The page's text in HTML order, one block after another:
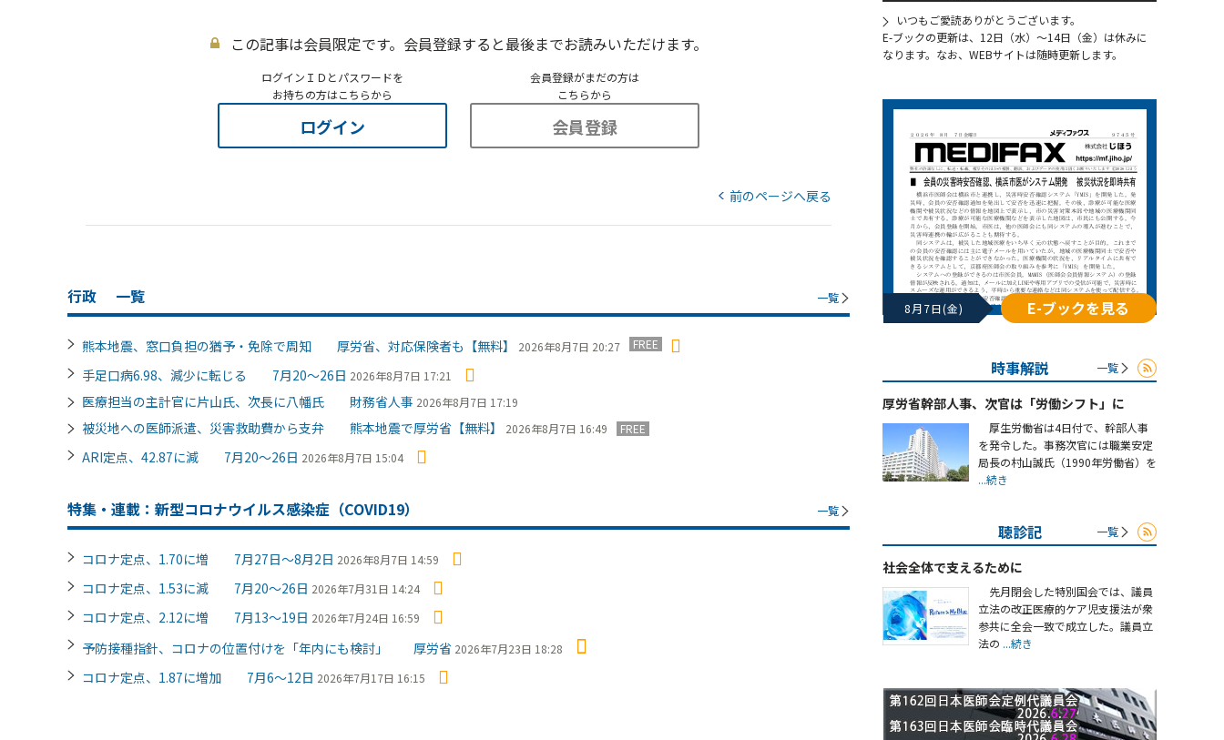
この記事は会員限定です。会員登録すると最後までお読みいただけます。
ログインＩＤとパスワードを
お持ちの方はこちらから
ログイン
会員登録がまだの方は
こちらから
会員登録
前のページへ戻る
行政 一覧 一覧
熊本地震、窓口負担の猶予・免除で周知 厚労省、対応保険者も【無料】 2026年8月7日 20:27 FREE
手足口病6.98、減少に転じる 7月20～26日 2026年8月7日 17:21
医療担当の主計官に片山氏、次長に八幡氏 財務省人事 2026年8月7日 17:19
被災地への医師派遣、災害救助費から支弁 熊本地震で厚労省【無料】 2026年8月7日 16:49 FREE
ARI定点、42.87に減 7月20～26日 2026年8月7日 15:04
特集・連載：新型コロナウイルス感染症（COVID19） 一覧
コロナ定点、1.70に増 7月27日～8月2日 2026年8月7日 14:59
コロナ定点、1.53に減 7月20～26日 2026年7月31日 14:24
コロナ定点、2.12に増 7月13～19日 2026年7月24日 16:59
予防接種指針、コロナの位置付けを「年内にも検討」 厚労省 2026年7月23日 18:28
コロナ定点、1.87に増加 7月6～12日 2026年7月17日 16:15
いつもご愛読ありがとうございます。
E-ブックの更新は、12日（水）～14日（金）は休みに
なります。なお、WEBサイトは随時更新します。
8月7日(金) E-ブックを見る
時事解説 一覧
厚労省幹部人事、次官は「労働シフト」に
厚生労働省は4日付で、幹部人事
を発令した。事務次官には職業安定
局長の村山誠氏（1990年労働省）を
...続き
聴診記 一覧
社会全体で支えるために
先月閉会した特別国会では、議員
立法の改正医療的ケア児支援法が衆
参共に全会一致で成立した。議員立
法の ...続き